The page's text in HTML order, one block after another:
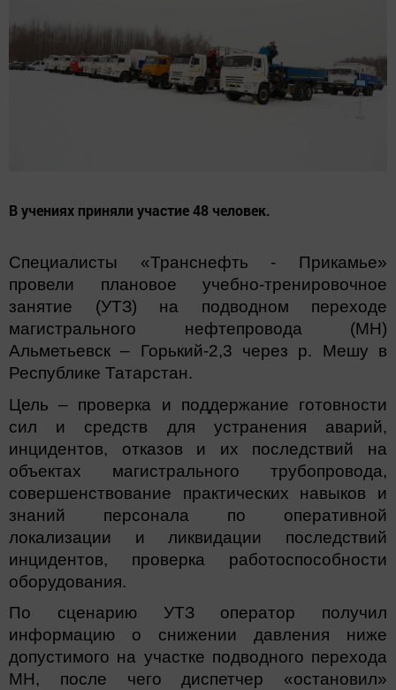
В учениях приняли участие 48 человек.
Специалисты «Транснефть - Прикамье»
провели плановое учебно-тренировочное
занятие (УТЗ) на подводном переходе
магистрального нефтепровода (МН)
Альметьевск – Горький-2,3 через р. Мешу в
Республике Татарстан.
Цель – проверка и поддержание готовности
сил и средств для устранения аварий,
инцидентов, отказов и их последствий на
объектах магистрального трубопровода,
совершенствование практических навыков и
знаний персонала по оперативной
локализации и ликвидации последствий
инцидентов, проверка работоспособности
оборудования.
По сценарию УТЗ оператор получил
информацию о снижении давления ниже
допустимого на участке подводного перехода
МН, после чего диспетчер «остановил»